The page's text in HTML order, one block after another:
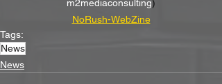
m2mediaconsulting)
NoRush-WebZine
Tags:
News
News